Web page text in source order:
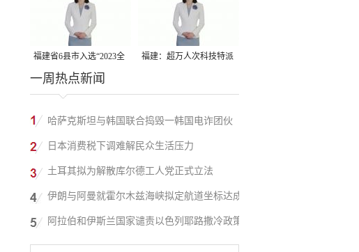
福建省6县市入选“2023全
国县域发展潜力百强县”
福建：超万人次科技特派
一周热点新闻
哈萨克斯坦与韩国联合捣毁一韩国电诈团伙
日本消费税下调难解民众生活压力
土耳其拟为解散库尔德工人党正式立法
伊朗与阿曼就霍尔木兹海峡拟定航道坐标达成
一致
阿拉伯和伊斯兰国家谴责以色列耶路撒冷政策